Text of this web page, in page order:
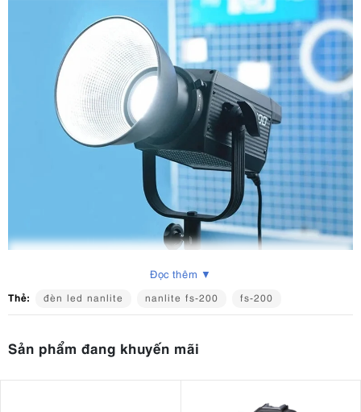
2. Nanlite FS-200: Thông số kỹ thuật nổi
Đọc thêm ▼
Thẻ: đèn led nanlite nanlite fs-200 fs-200
Sản phẩm đang khuyến mãi